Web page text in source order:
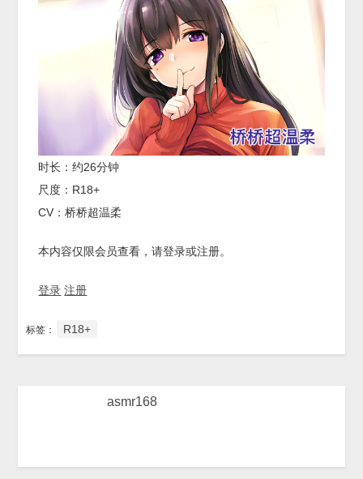
时长：约26分钟
尺度：R18+
CV：桥桥超温柔
本内容仅限会员查看，请登录或注册。
登录 注册
标签： R18+
asmr168